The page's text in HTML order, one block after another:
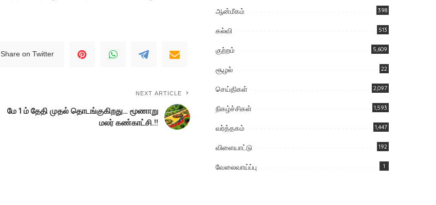
Share on Twitter
NEXT ARTICLE
மே 1 ம் தேதி முதல் தொடங்குகிறது… மூணாறு
மலர் கண்காட்சி.!!
ஆன்மீகம் 398
கல்வி 513
குற்றம் 5,609
சூழல் 22
செய்திகள் 2,097
நிகழ்ச்சிகள் 1,593
வர்த்தகம் 1,447
விளையாட்டு 192
வேலைவாய்ப்பு 1